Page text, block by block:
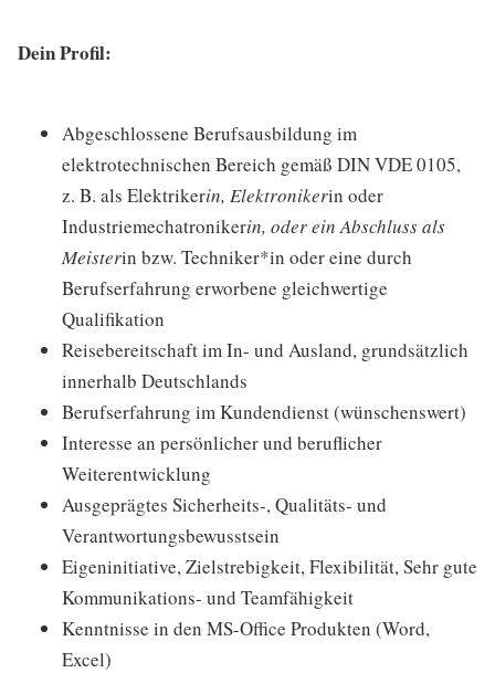
Dein Profil:
Abgeschlossene Berufsausbildung im
elektrotechnischen Bereich gemäß DIN VDE 0105,
z. B. als Elektrikerin, Elektronikerin oder
Industriemechatronikerin, oder ein Abschluss als
Meisterin bzw. Techniker*in oder eine durch
Berufserfahrung erworbene gleichwertige
Qualifikation
Reisebereitschaft im In- und Ausland, grundsätzlich
innerhalb Deutschlands
Berufserfahrung im Kundendienst (wünschenswert)
Interesse an persönlicher und beruflicher
Weiterentwicklung
Ausgeprägtes Sicherheits-, Qualitäts- und
Verantwortungsbewusstsein
Eigeninitiative, Zielstrebigkeit, Flexibilität, Sehr gute
Kommunikations- und Teamfähigkeit
Kenntnisse in den MS-Office Produkten (Word,
Excel)